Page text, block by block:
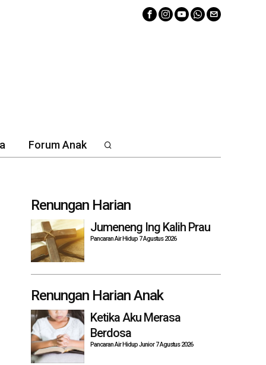
Forum Anak
Renungan Harian
Jumeneng Ing Kalih Prau
Pancaran Air Hidup 7 Agustus 2026
Renungan Harian Anak
Ketika Aku Merasa
Berdosa
Pancaran Air Hidup Junior 7 Agustus 2026